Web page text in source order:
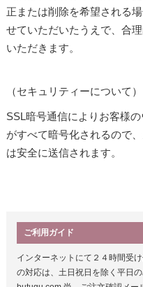
正または削除を希望される
せていただいたうえで、合
いただきます。
（セキュリティーについて）
SSL暗号通信によりお客様
がすべて暗号化されるので
は安全に送信されます。
ご利用ガイド
インターネットにて２４時間受
の対応は、土日祝日を除く平日